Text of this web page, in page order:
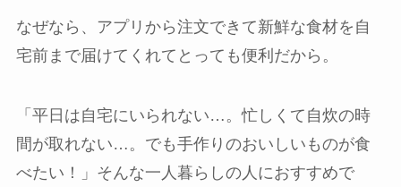
なぜなら、アプリから注文できて新鮮な食材を自
宅前まで届けてくれてとっても便利だから。
「平日は自宅にいられない…。忙しくて自炊の時
間が取れない…。でも手作りのおいしいものが食
べたい！」そんな一人暮らしの人におすすめで